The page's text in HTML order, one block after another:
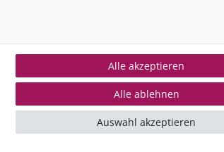
Kontakt
Widerrufsrecht
Alle akzeptieren
Alle ablehnen
Auswahl akzeptieren